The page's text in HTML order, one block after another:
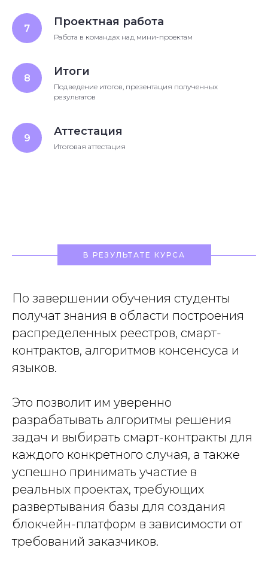
Проектная работа
Работа в командах над мини-проектам
Итоги
Подведение итогов, презентация полученных
результатов
Аттестация
Итоговая аттестация
В РЕЗУЛЬТАТЕ КУРСА
По завершении обучения студенты
получат знания в области построения
распределенных реестров, смарт-
контрактов, алгоритмов консенсуса и
языков.
Это позволит им уверенно
разрабатывать алгоритмы решения
задач и выбирать смарт-контракты для
каждого конкретного случая, а также
успешно принимать участие в
реальных проектах, требующих
развертывания базы для создания
блокчейн-платформ в зависимости от
требований заказчиков.